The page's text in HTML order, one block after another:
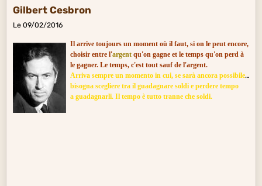
Gilbert Cesbron
Le 09/02/2016
Il arrive toujours un moment où il faut, si on le peut encore,
choisir entre l'argentqu'on gagne et le temps qu'on perd à
le gagner. Le temps, c'est tout sauf de l'argent.
Arriva sempre un momento in cui, se sarà ancora possibile,
bisogna scegliere tra il guadagnare soldi e perdere tempo
a guadagnarli. Il tempo è tutto tranne che soldi.